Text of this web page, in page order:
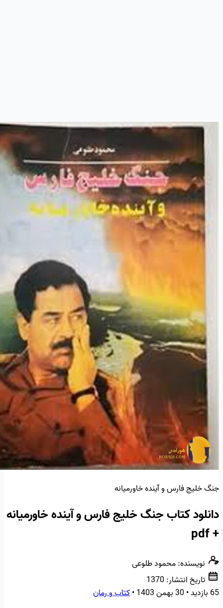
جنگ خلیج فارس و آینده خاورمیانه
دانلود کتاب جنگ خلیج فارس و آینده خاورمیانه
+ pdf
نویسنده:محمود طلوعی
تاریخ انتشار: 1370
65 بازدید
• 30 بهمن 1403 •کتاب و رمان